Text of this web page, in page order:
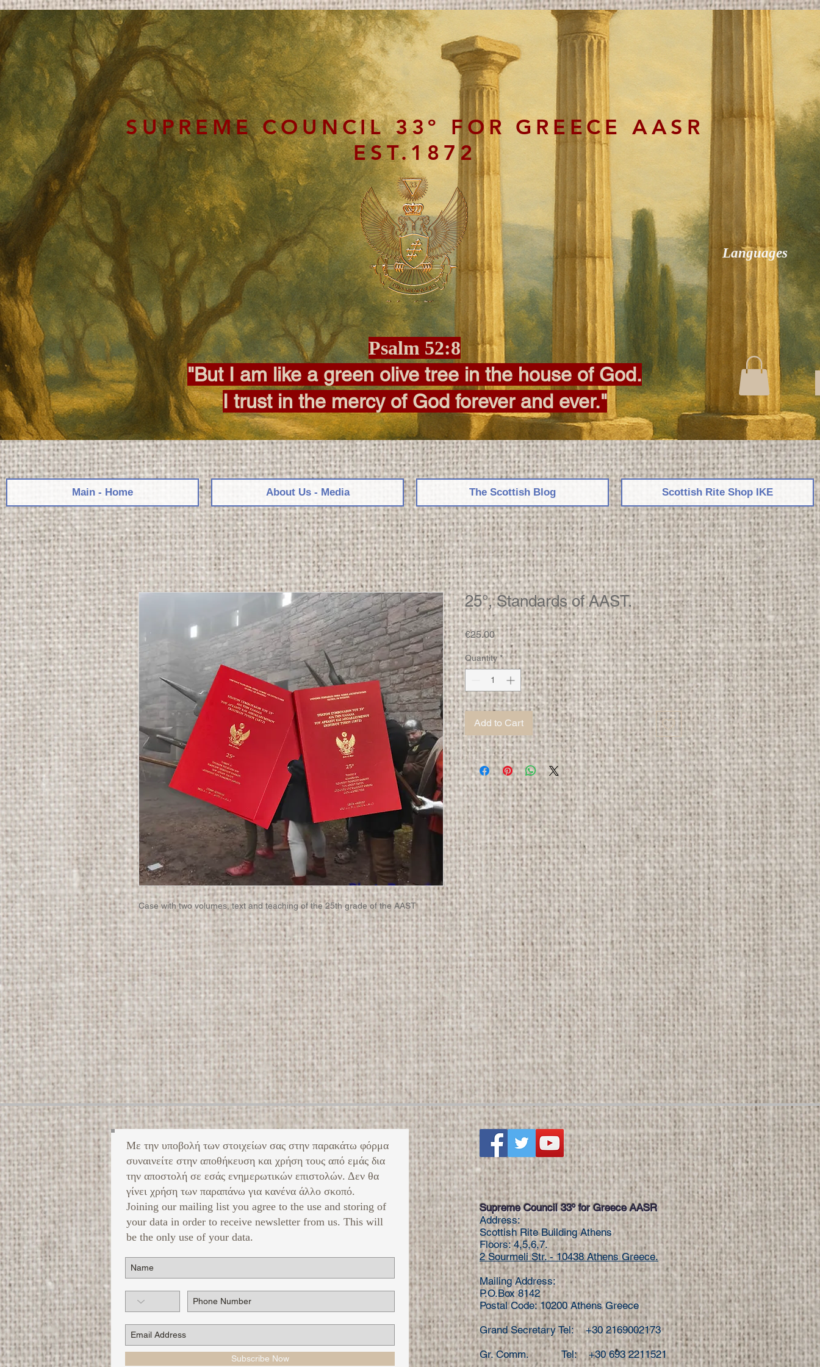
SUPREME COUNCIL 33º FOR GREECE AASR
EST.1872
Psalm 52:8
"But I am like a green olive tree in the house of God.
I trust in the mercy of God forever and ever."
Languages
Main - Home About Us - Media The Scottish Blog Scottish Rite Shop IKE
Case with two volumes, text and teaching of the 25th grade of the AAST
25°, Standards of AAST.
€25.00Price
Quantity *
Add to Cart
Με την υποβολή των στοιχείων σας στην παρακάτω φόρμα
συναινείτε στην αποθήκευση και χρήση τους από εμάς δια
την αποστολή σε εσάς ενημερωτικών επιστολών. Δεν θα
γίνει χρήση των παραπάνω για κανένα άλλο σκοπό. ​
Joining our mailing list you agree to the use and storing of
your data in order to receive newsletter from us. This will
be the only use of your data.
Subscribe Now
Supreme Council 33º for Greece AASR
Address:
Scottish Rite Building Athens
Floors: 4,5,6,7.
2 Sourmeli Str.- 10438 Athens Greece.
Mailing Address:
P.O.Box 8142
Postal Code: 10200 Athens Greece
Grand Secretary Tel: +30 2169002173
Gr. Comm. Tel: +30 693 2211521